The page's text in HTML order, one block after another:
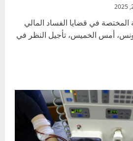
المختصة في قضايا الفساد المالي
بتونس، أمس الخميس، تأجيل النظر في